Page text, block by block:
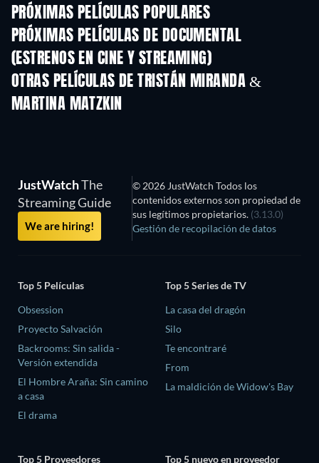
PRÓXIMAS PELÍCULAS POPULARES
PRÓXIMAS PELÍCULAS DE DOCUMENTAL
(ESTRENOS EN CINE Y STREAMING)
OTRAS PELÍCULAS DE TRISTÁN MIRANDA &
MARTINA MATZKIN
JustWatchThe
Streaming Guide
We are hiring!
© 2026 JustWatch Todos los
contenidos externos son propiedad de
sus legítimos propietarios. (3.13.0)
Gestión de recopilación de datos
Top 5 Películas
Obsession
Proyecto Salvación
Backrooms: Sin salida -
Versión extendida
El Hombre Araña: Sin camino
a casa
El drama
Top 5 Series de TV
La casa del dragón
Silo
Te encontraré
From
La maldición de Widow's Bay
Top 5 Proveedores
Top 5 nuevo en proveedor